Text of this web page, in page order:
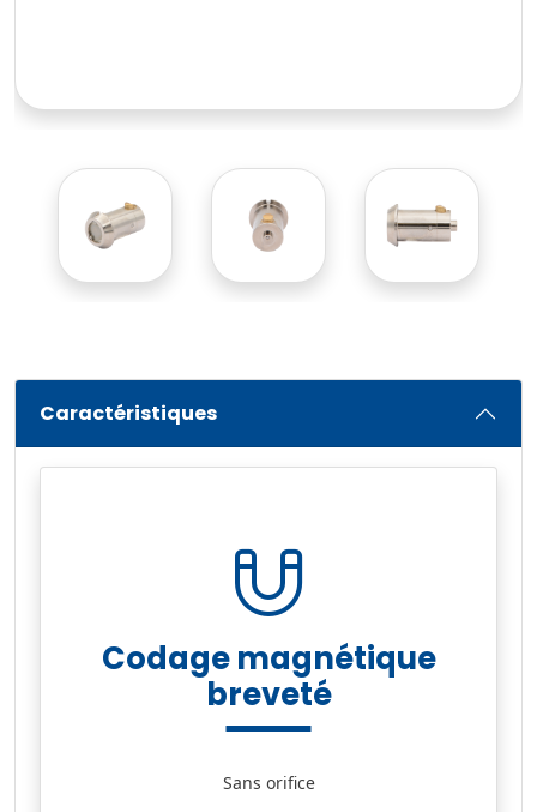
Caractéristiques
Codage magnétique
breveté
Sans orifice